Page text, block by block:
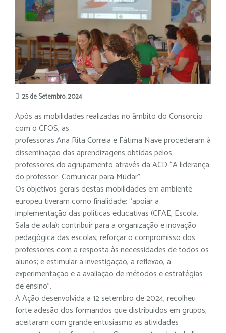
25 de Setembro, 2024
Após as mobilidades realizadas no âmbito do Consórcio
com o CFOS, as
professoras Ana Rita Correia e Fátima Nave procederam à
disseminação das aprendizagens obtidas pelos
professores do agrupamento através da ACD “A liderança
do professor: Comunicar para Mudar”.
Os objetivos gerais destas mobilidades em ambiente
europeu tiveram como finalidade: “apoiar a
implementação das políticas educativas (CFAE, Escola,
Sala de aula); contribuir para a organização e inovação
pedagógica das escolas; reforçar o compromisso dos
professores com a resposta às necessidades de todos os
alunos; e estimular a investigação, a reflexão, a
experimentação e a avaliação de métodos e estratégias
de ensino”.
A Ação desenvolvida a 12 setembro de 2024, recolheu
forte adesão dos formandos que distribuídos em grupos,
aceitaram com grande entusiasmo as atividades